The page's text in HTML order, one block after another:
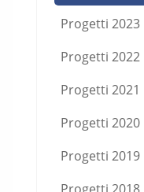
Progetti 2023
Progetti 2022
Progetti 2021
Progetti 2020
Progetti 2019